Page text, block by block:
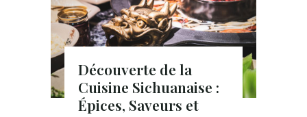
Découverte de la
Cuisine Sichuanaise :
Épices, Saveurs et